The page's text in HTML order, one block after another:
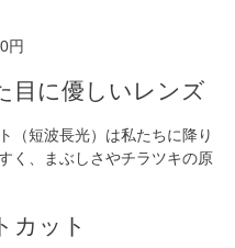
目に優しいレンズ
（短波長光）は私たちに降り
く、まぶしさやチラツキの原
カット